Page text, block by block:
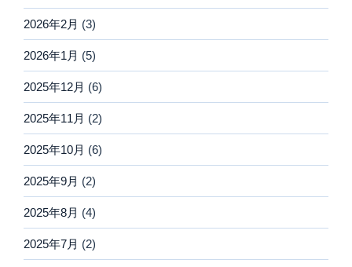
2026年2月 (3)
2026年1月 (5)
2025年12月 (6)
2025年11月 (2)
2025年10月 (6)
2025年9月 (2)
2025年8月 (4)
2025年7月 (2)